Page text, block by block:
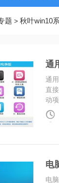
题 > 秋叶win10
通
通
直
动
电
电